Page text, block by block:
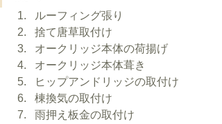
ルーフィング張り
捨て唐草取付け
オークリッジ本体の荷揚げ
オークリッジ本体葺き
ヒップアンドリッジの取付け
棟換気の取付け
雨押え板金の取付け